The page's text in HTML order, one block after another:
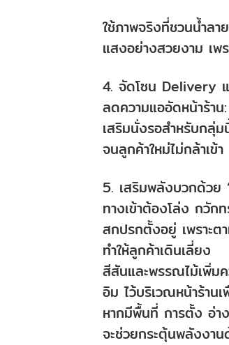
ใช้ภาพจริงที่ชวนน้ำล
แสงอย่างสวยงาม เพ
4. จัดโซน Delivery
ลดความแออัดหน้าร้า
เสริมนั่งรอสำหรับกลุ่ม
จนลูกค้าใหม่ไม่กล้าเข้า
5. เสริมพลังบวกด้วย
ทางเข้าต้องโล่ง กวัก
สกปรกตั้งอยู่ เพราะต
ทำให้ลูกค้าเดินเลี่ยง
สีสันและพรรณไม้เพิ่ม
อิม ไว้บริเวณหน้าร้าน
หากมีพื้นที่ การตั้ง อ่า
จะช่วยกระตุ้นพลังงาน